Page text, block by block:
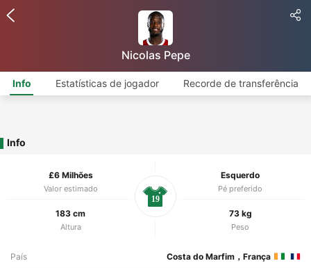
Nicolas Pepe
Info Estatísticas de jogador Recorde de transferência
Info
£6 Milhões
Valor estimado
Esquerdo
Pé preferido
183 cm
Altura
73 kg
Peso
19
País Costa do Marfim，França